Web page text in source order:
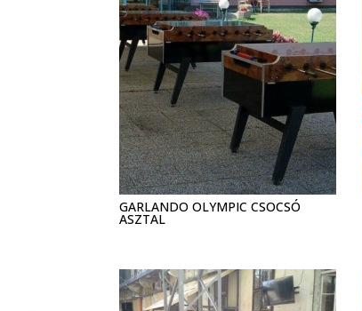
GARLANDO OLYMPIC CSOCSÓ
ASZTAL